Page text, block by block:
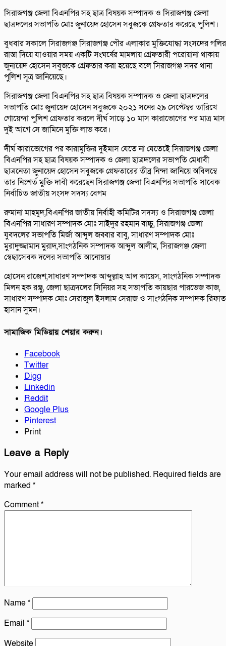
সিরাজগঞ্জ জেলা বিএনপির সহ ছাত্র বিষয়ক সম্পাদক ও সিরাজগঞ্জ জেলা
ছাত্রদলের সভাপতি মোঃ জুনায়েদ হোসেন সবুজকে গ্রেফতার করেছে পুলিশ।
বুধবার সকালে সিরাজগঞ্জ সিরাজগঞ্জ পৌর এলাকার মুক্তিযোদ্ধা সংসদের গলির
রাস্তা দিয়ে যাওয়ার সময় একটি সংঘর্ষের মামলায় গ্রেফতারী পরোয়ানা থাকায়
জুনায়েদ হোসেন সবুজকে গ্রেফতার করা হয়েছে বলে সিরাজগঞ্জ সদর থানা
পুলিশ সূত্র জানিয়েছে।
সিরাজগঞ্জ জেলা বিএনপির সহ ছাত্র বিষয়ক সম্পাদক ও জেলা ছাত্রদলের
সভাপতি মোঃ জুনায়েদ হোসেন সবুজকে ২০২১ সনের ২৯ সেপ্টেম্বর তারিখে
গোয়েন্দা পুলিশ গ্রেফতার করলে দীর্ঘ সাড়ে ১০ মাস কারাভোগের পর মাত্র মাস
দুই আগে সে জামিনে মুক্তি লাভ করে।
দীর্ঘ কারাভোগের পর কারামুক্তির দুইমাস যেতে না যেতেইে সিরাজগঞ্জ জেলা
বিএনপির সহ ছাত্র বিষয়ক সম্পাদক ও জেলা ছাত্রদলের সভাপতি মেধাবী
ছাত্রনেতা জুনায়েদ হোসেন সবুজকে গ্রেফতারের তীব্র নিন্দা জানিয়ে অবিলম্বে
তার নিঃশর্ত মুক্তি দাবী করেছেন সিরাজগঞ্জ জেলা বিএনপির সভাপতি সাবেক
নির্বাচিত জাতীয় সংসদ সদস্য বেগম
রুমানা মাহমুদ,বিএনপির জাতীয় নির্বাহী কমিটির সদস্য ও সিরাজগঞ্জ জেলা
বিএনপির সাধারণ সম্পাদক মোঃ সাইদুর রহমান বাচ্চু, সিরাজগঞ্জ জেলা
যুবদলের সভাপতি মির্জা আব্দুল জব্বার বাবু, সাধারণ সম্পাদক মোঃ
মুরাদুজ্জামান মুরাদ,সাংগঠনিক সম্পাদক আব্দুল আলীম, সিরাজগঞ্জ জেলা
স্বেছাসেবক দলের সভাপতি আনোয়ার
হোসেন রাজেশ,সাধারণ সম্পাদক আব্দুল্লাহ আল কায়েস, সাংগঠনিক সম্পাদক
মিলন হক রঞ্জু, জেলা ছাত্রদলের সিনিয়র সহ সভাপতি কায়ছার পারভেজ কাজ,
সাধারণ সম্পাদক মোঃ সেরাজুল ইসলাম সেরাজ ও সাংগঠনিক সম্পাদক রিফাত
হাসান সুমন।
সামাজিক মিডিয়ায় শেয়ার করুন।
Facebook
Twitter
Digg
Linkedin
Reddit
Google Plus
Pinterest
Print
Leave a Reply
Your email address will not be published. Required fields are
marked *
Comment*
Name*
Email *
Website